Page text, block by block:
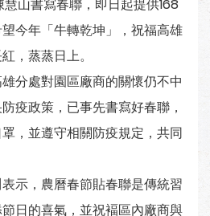
山書寫春聯，即日起提供168
今年「牛轉乾坤」，祝福高雄
，蒸蒸日上。
分處對園區廠商的關懷仍不中
疫政策，已事先書寫好春聯，
，並遵守相關防疫規定，共同
示，農曆春節貼春聯是傳統習
日的喜氣，並祝褔區內廠商與